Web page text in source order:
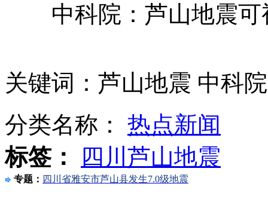
七常委为芦山地震遇难同胞和牺牲战士默哀
春秋航空空姐穿女仆装为乘客服务引争议
法国男子被鳄鱼咬住脑袋死里逃生
中科院：芦山地震可
关键词：芦山地震 中科
分类名称： 热点新闻
标签：
四川芦山地震
专题： 四川省雅安市芦山县发生7.0级地震